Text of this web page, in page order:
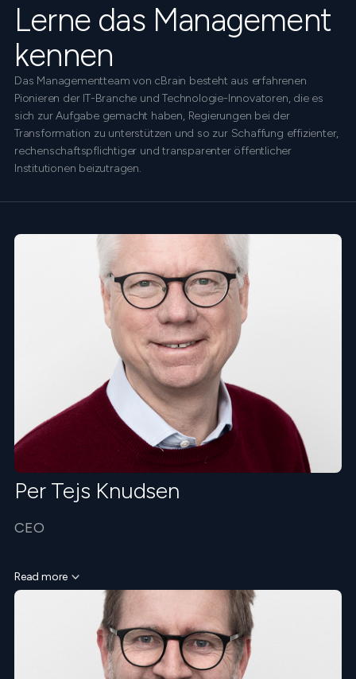
Lerne das Management
kennen
Das Managementteam von cBrain besteht aus erfahrenen
Pionieren der IT-Branche und Technologie-Innovatoren, die es
sich zur Aufgabe gemacht haben, Regierungen bei der
Transformation zu unterstützen und so zur Schaffung effizienter,
rechenschaftspflichtiger und transparenter öffentlicher
Institutionen beizutragen.
Per Tejs Knudsen
CEO
Read more